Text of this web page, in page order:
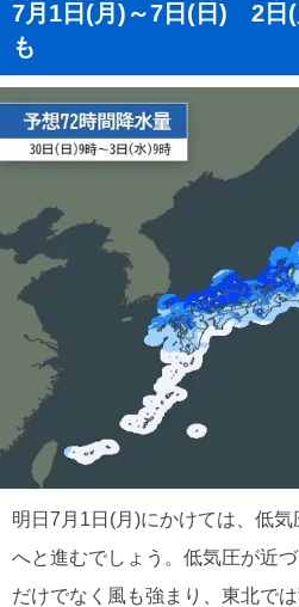
7月1日(月)～7日(日) 2日(
も
明日7月1日(月)にかけては、低
へと進むでしょう。低気圧が近
だけでなく風も強まり、東北で